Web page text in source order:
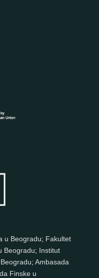
u Beogradu; Fakultet
Beogradu; Institut
; Ambasada
Finske u